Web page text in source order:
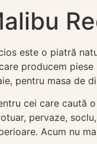
este o piatră
producem
pentru masa de
cei care caută
pervaze,
Acum nu